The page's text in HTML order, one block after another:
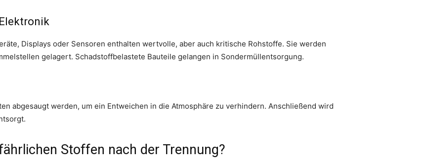
Displays oder Sensoren enthalten wertvolle, aber auch kritische Rohstoffe. Sie werden
gelagert. Schadstoffbelastete Bauteile gelangen in Sondermüllentsorgung.
abgesaugt werden, um ein Entweichen in die Atmosphäre zu verhindern. Anschließend wird
Stoffen nach der Trennung?